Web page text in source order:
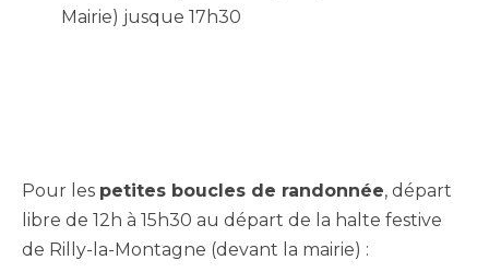
Mairie) jusque 17h30
Pour les petites boucles de randonnée, départ
libre de 12h à 15h30 au départ de la halte festive
de Rilly-la-Montagne (devant la mairie) :